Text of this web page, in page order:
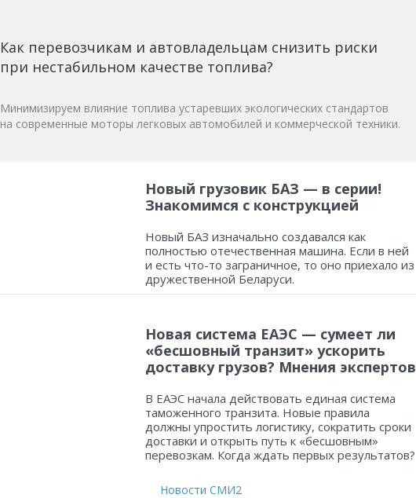
Как перевозчикам и автовладельцам снизить риски
при нестабильном качестве топлива?
Минимизируем влияние топлива устаревших экологических стандартов
на современные моторы легковых автомобилей и коммерческой техники.
Новый грузовик БАЗ — в серии!
Знакомимся с конструкцией
Новый БАЗ изначально создавался как
полностью отечественная машина. Если в ней
и есть что-то заграничное, то оно приехало из
дружественной Беларуси.
Новая система ЕАЭС — сумеет ли
«бесшовный транзит» ускорить
доставку грузов? Мнения экспертов
В ЕАЭС начала действовать единая система
таможенного транзита. Новые правила
должны упростить логистику, сократить сроки
доставки и открыть путь к «бесшовным»
перевозкам. Когда ждать первых результатов?
Новости СМИ2